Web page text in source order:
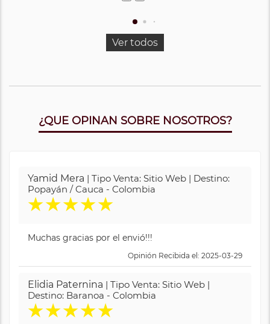
Ver todos
¿QUE OPINAN SOBRE NOSOTROS?
Yamid Mera | Tipo Venta: Sitio Web | Destino:
Popayán / Cauca - Colombia
★★★★★
Muchas gracias por el envió!!!
Opinión Recibida el: 2025-03-29
Elidia Paternina | Tipo Venta: Sitio Web |
Destino: Baranoa - Colombia
★★★★★